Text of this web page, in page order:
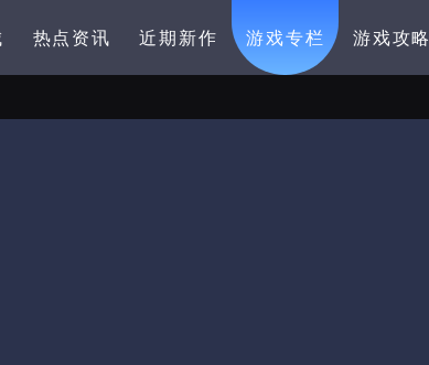
热点资讯 近期新作 游戏专栏 游戏攻略